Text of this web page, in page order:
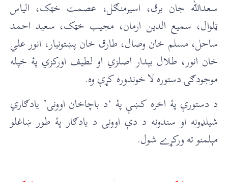
سعدالله جان برق، اسیرمنګل، عصمت خټک، الیاس
ټلوال، سمیع الدین ارمان، مجیب خټک، سعید احمد
ساحل، مسلم خان وصال، طارق خان پښتونیار، انور علي
خان انور، طلال بېدار اصلزي او لطیف اورکزي پۀ خپله
موجودګۍ دستوره لا خوندوره کړې وه.
د دستورې پۀ اخره کښې پۀ ‘د باچاخان اوونۍ’ یادګاري
شیلډونه او سندونه د دې اوونۍ د یادګار پۀ طور ښاغلو
مېلمنو ته ورکړے شول.